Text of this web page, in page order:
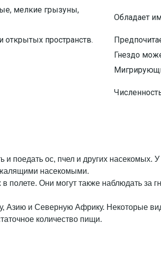
мелкие грызуны,
Обладает
пространств.
Гнездо
поедать ос, пчел и других насекомых.
насекомыми.
полете. Они могут также наблюдать за
Азию и Северную Африку. Некоторые
количество пищи.